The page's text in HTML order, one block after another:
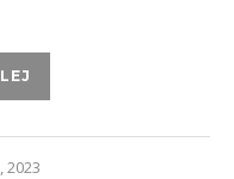
2023